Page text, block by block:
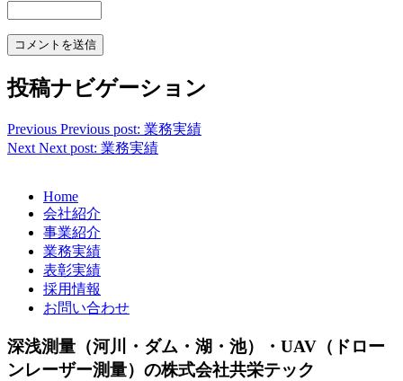
投稿ナビゲーション
Previous Previous post: 業務実績
Next Next post: 業務実績
Home
会社紹介
事業紹介
業務実績
表彰実績
採用情報
お問い合わせ
深浅測量（河川・ダム・湖・池）・UAV（ドロー
ンレーザー測量）の株式会社共栄テック